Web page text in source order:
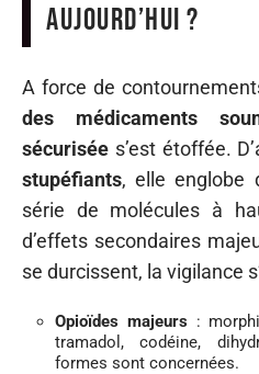
aujourd’hui ?
A force de
des médicaments
sécurisée s’est étoffée.
stupéfiants, elle englobe
série de molécules à
d’effets secondaires
se durcissent, la vigilance
Opioïdes majeurs :
tramadol, codéine,
formes sont concernées.